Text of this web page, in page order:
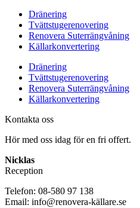
Dränering
Tvättstugerenovering
Renovera Suterrängvåning
Källarkonvertering
Dränering
Tvättstugerenovering
Renovera Suterrängvåning
Källarkonvertering
Kontakta oss
Hör med oss idag för en fri offert.
Nicklas
Reception
Telefon: 08-580 97 138
Email: info@renovera-källare.se